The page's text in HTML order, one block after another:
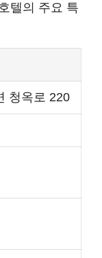
텔의 주요 특
청옥로 220